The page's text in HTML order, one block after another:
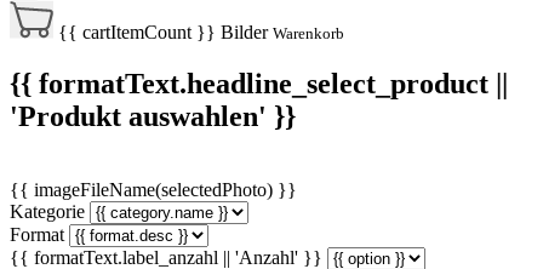
{{ cartItemCount }} Bilder Warenkorb
{{ formatText.headline_select_product ||
'Produkt auswahlen' }}
{{ imageFileName(selectedPhoto) }}
Kategorie
Format
{{ formatText.label_anzahl || 'Anzahl' }}